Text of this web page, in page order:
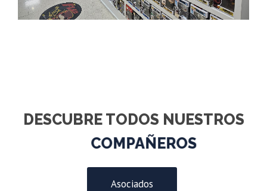
DESCUBRE TODOS NUESTROS
COMPAÑEROS
Asociados